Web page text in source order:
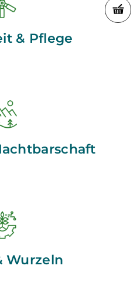
& Pflege
Wurzeln